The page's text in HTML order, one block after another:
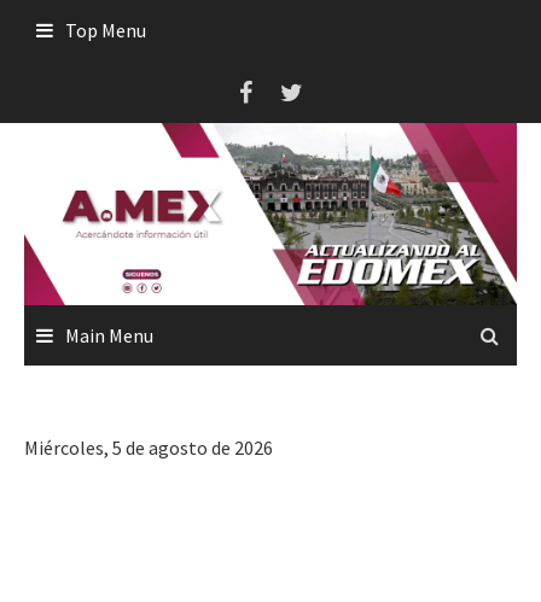
Top Menu
Main Menu
Miércoles, 5 de agosto de 2026